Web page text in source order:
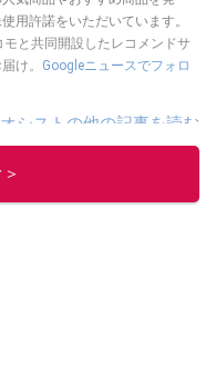
用許諾をいただいています。
と共同開設したレコメンドサ
け。 Googleニュースでフォロ
シストの他の記事を読む